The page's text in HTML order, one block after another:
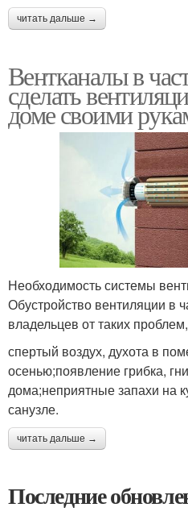
читать дальше →
Вентканалы в
сделать
доме своими
Необходимость системы
Обустройство вентиляции в
владельцев от таких
спертый воздух, духота в
осенью;появление грибка,
дома;неприятные запахи на
санузле.
читать дальше →
Последние